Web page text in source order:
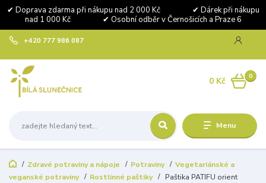
✔ Doprava zdarma při nákupu nad 2 000 Kč ✔ Dárek při nákupu
nad 1 000 Kč ✔ Osobní odběr v Černošicích a Praze 6
Menu
+420 777 986 087
0
0 Kč
Zdravé potraviny a nápoje Potraviny
Vegetariánské a
veganské potraviny
Rostlinné paštiky
Paštika PATIFU orient